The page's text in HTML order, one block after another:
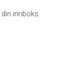
innboks.